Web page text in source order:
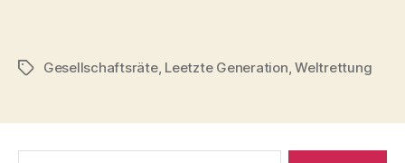
Schlagwörter
Gesellschaftsräte, Leetzte Generation,Weltrettung